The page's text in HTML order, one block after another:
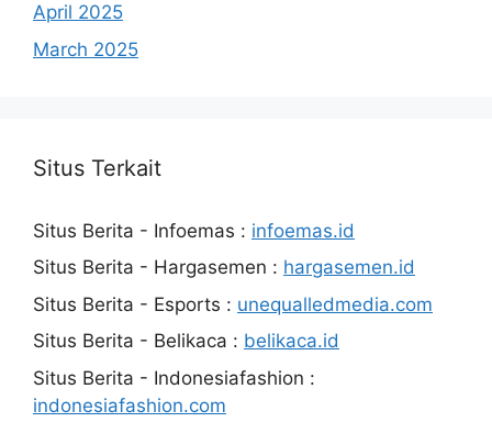
April 2025
March 2025
Situs Terkait
Situs Berita - Infoemas : infoemas.id
Situs Berita - Hargasemen : hargasemen.id
Situs Berita - Esports : unequalledmedia.com
Situs Berita - Belikaca : belikaca.id
Situs Berita - Indonesiafashion :
indonesiafashion.com